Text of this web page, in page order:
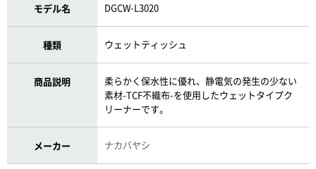
モデル名 DGCW-L3020
種類 ウェットティッシュ
商品説明
柔らかく保水性に優れ、静電気の発生の少ない
素材-TCF不織布-を使用したウェットタイプク
リーナーです。
メーカー ナカバヤシ